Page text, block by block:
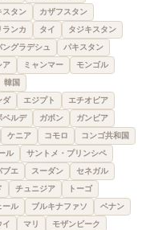
スタン
カザフスタン
ランカ タイ
タジキスタン
ングラデシュ
パキスタン
ア ミャンマー
モンゴル
韓国
ダ エジプト
エチオピア
ベルデ ガボン
ガンビア
ケニア コモロ
コンゴ共和国
ル
サントメ・プリンシペ
ブエ スーダン
セネガル
チュニジア
トーゴ
ール ブルキナファソ
ベナン
イ マリ
モザンビーク